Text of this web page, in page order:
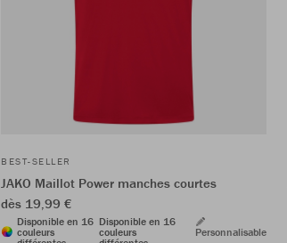
BEST-SELLER
JAKO Maillot Power manches courtes
dès 19,99 €
Disponible en 16
couleurs
Disponible en 16
couleurs
Personnalisable